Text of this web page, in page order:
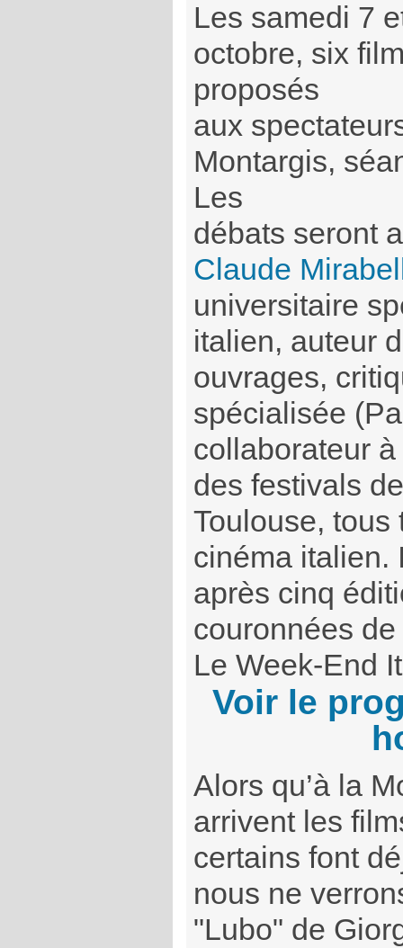
Les samedi 7
octobre, six
proposés
aux
Montargis,
Les
débats seront
Claude
universitaire
italien, auteur
ouvrages,
spécialisée
collaborateur
des festivals
Toulouse, tous
cinéma italien.
après cinq
couronnées
Le Week-End
Voir le
Alors qu’à la
arrivent les
certains font
nous ne
"Lubo" de